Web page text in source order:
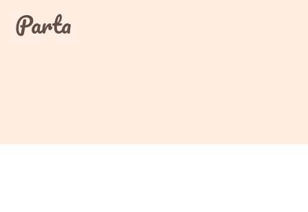
contentParta